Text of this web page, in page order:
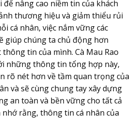
để nâng cao niềm tin của khách
thương hiệu và giảm thiểu rủi
cá nhân, việc nắm vững các
giúp chúng ta chủ động hơn
tin của mình. Cà Mau Rao
những thông tin tổng hợp này,
rõ nét hơn về tầm quan trọng của
và sẽ cùng chung tay xây dựng
an toàn và bền vững cho tất cả
rằng, thông tin cá nhân của